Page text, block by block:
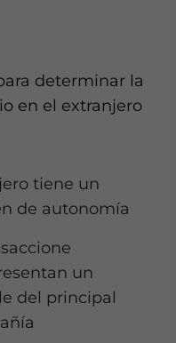
determinar la
en el extranjero
tiene un
de autonomía
un
del principal